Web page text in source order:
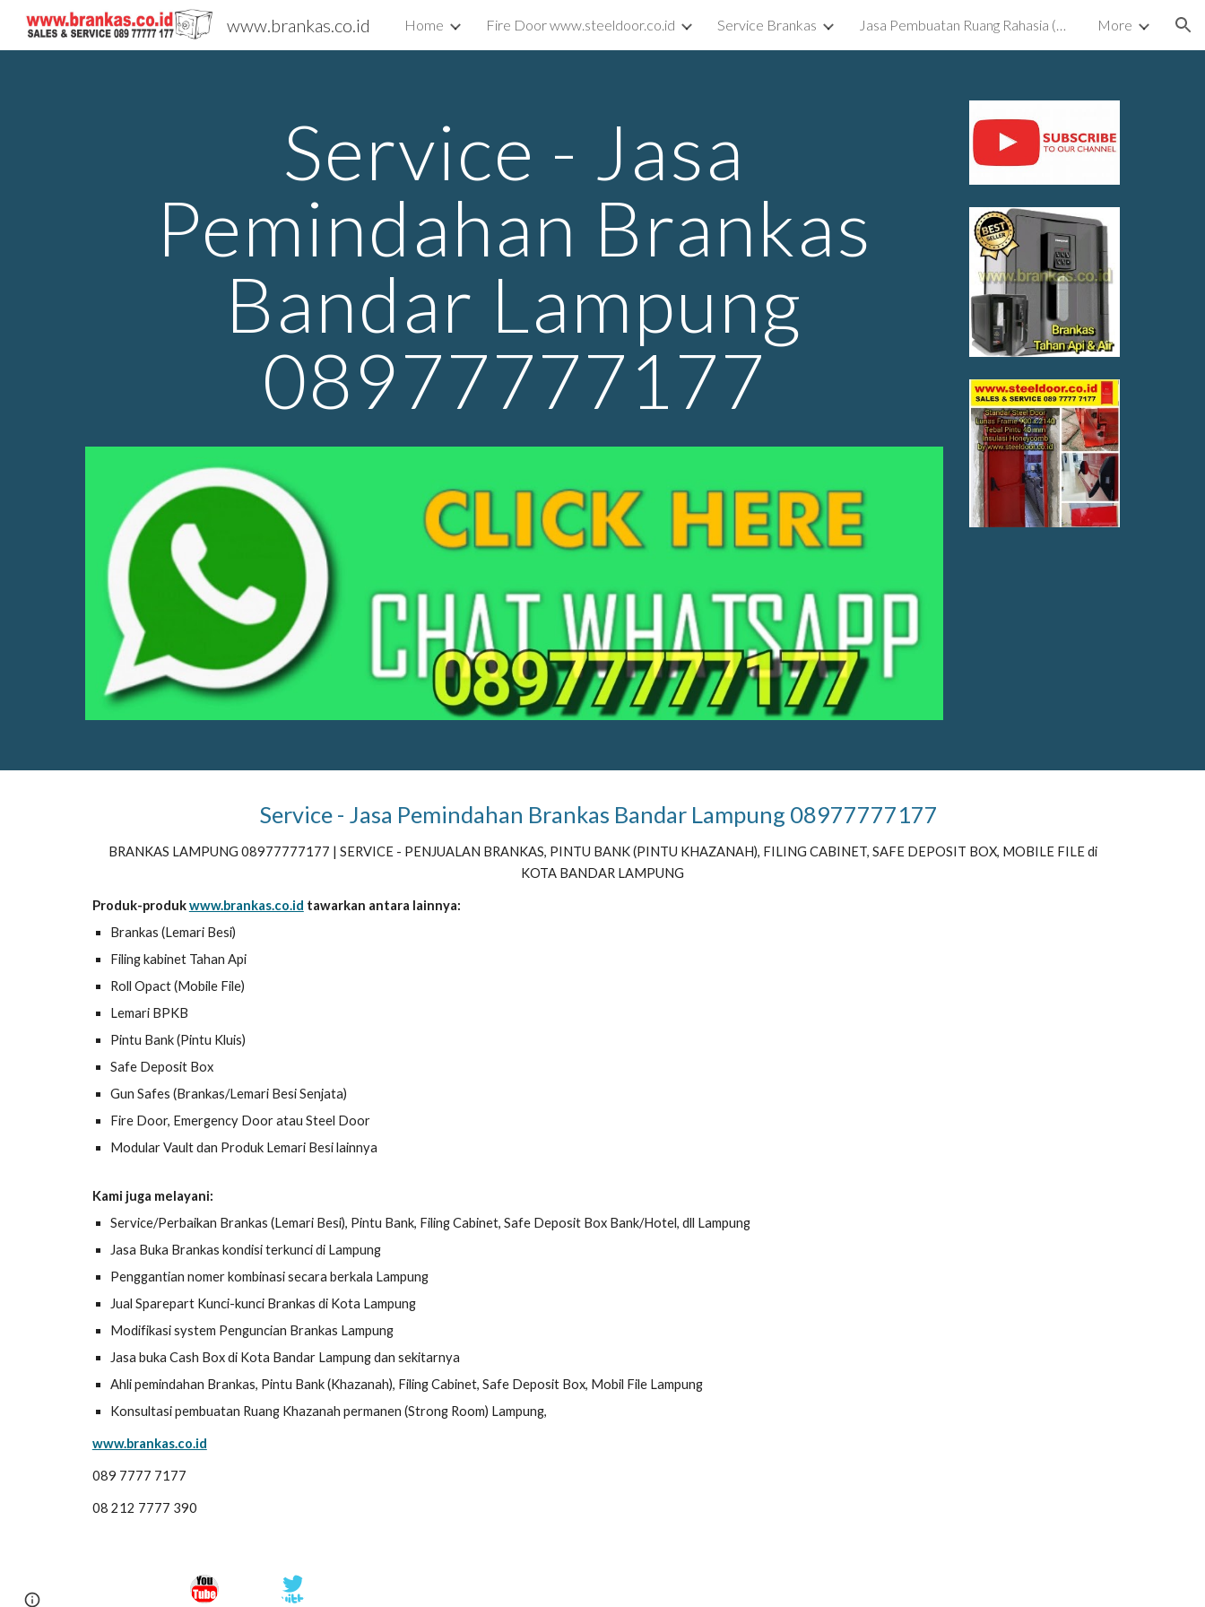
Skip to main content Skip to navigation
www.brankas.co.id Home Fire Door www.steeldoor.co.id Service Brankas Jasa Pembuatan Ruang Rahasia (Ruang Tersembunyi) Surabaya More
Service - Jasa
Pemindahan Brankas
Bandar Lampung
08977777177
Service - Jasa Pemindahan Brankas Bandar Lampung 08977777177
BRANKAS LAMPUNG 08977777177 | SERVICE - PENJUALAN BRANKAS, PINTU BANK (PINTU KHAZANAH), FILING CABINET, SAFE DEPOSIT BOX, MOBILE FILE di
KOTA BANDAR LAMPUNG
Produk-produkwww.brankas.co.id tawarkan antara lainnya:
Brankas (Lemari Besi)
Filing kabinet Tahan Api
Roll Opact (Mobile File)
Lemari BPKB
Pintu Bank (Pintu Kluis)
Safe Deposit Box
Gun Safes (Brankas/Lemari Besi Senjata)
Fire Door, Emergency Door atau Steel Door
Modular Vault dan Produk Lemari Besi lainnya
Kami juga melayani:
Service/Perbaikan Brankas (Lemari Besi), Pintu Bank, Filing Cabinet, Safe Deposit Box Bank/Hotel, dll Lampung
Jasa Buka Brankas kondisi terkunci di Lampung
Penggantian nomer kombinasi secara berkala Lampung
Jual Sparepart Kunci-kunci Brankas di Kota Lampung
Modifikasi system Penguncian Brankas Lampung
Jasa buka Cash Box di Kota Bandar Lampung dan sekitarnya
Ahli pemindahan Brankas, Pintu Bank (Khazanah), Filing Cabinet, Safe Deposit Box, Mobil File Lampung
Konsultasi pembuatan Ruang Khazanah permanen (Strong Room) Lampung,
www.brankas.co.id
089 7777 7177
08 212 7777 390
Report abuse